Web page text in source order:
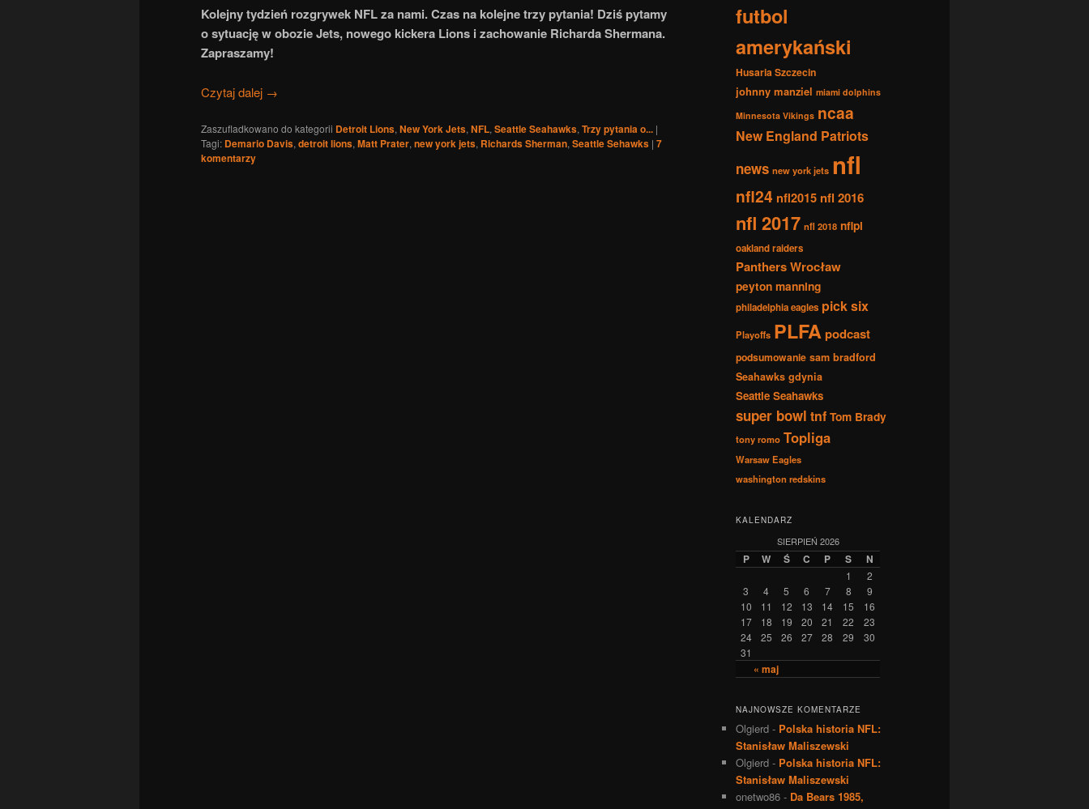
Kolejny tydzień rozgrywek NFL za nami. Czas na kolejne trzy pytania! Dziś pytamy
o sytuację w obozie Jets, nowego kickera Lions i zachowanie Richarda Shermana.
Zapraszamy!
Czytaj dalej →
Zaszufladkowano do kategorii Detroit Lions, New York Jets, NFL, Seattle Seahawks, Trzy pytania o... |
Tagi: Demario Davis, detroit lions, Matt Prater, new york jets, Richards Sherman, Seattle Sehawks | 7
komentarzy
futbol
amerykański
Husaria Szczecin
johnny manziel miami dolphins
Minnesota Vikings ncaa
New England Patriots
news new york jets nfl
nfl24 nfl2015 nfl 2016
nfl 2017 nfl 2018 nflpl
oakland raiders
Panthers Wrocław
peyton manning
philadelphia eagles pick six
Playoffs PLFApodcast
podsumowanie sam bradford
Seahawks gdynia
Seattle Seahawks
super bowl tnf Tom Brady
tony romo Topliga
Warsaw Eagles
washington redskins
KALENDARZ
SIERPIEŃ 2026
P W Ś C P S N
« maj
1
2
3
4 5 6 7 8
9
10
11 12 13 14 15
16
17
18 19 20 21 22
23
24
25 26 27 28 29
30
31
NAJNOWSZE KOMENTARZE
Olgierd - Polska historia NFL:
Stanisław Maliszewski
Olgierd - Polska historia NFL:
Stanisław Maliszewski
onetwo86 - Da Bears 1985,